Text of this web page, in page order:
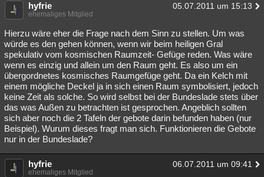
hyfrie 05.07.2011 um 15:13
ehemaliges Mitglied
Hierzu wäre eher die Frage nach dem Sinn zu stellen. Um was
würde es den gehen können, wenn wir beim heiligen Gral
spekulativ vom kosmischen Raumzeit- Gefüge reden. Was wäre
wenn es einzig und allein um den Raum geht. Es also um ein
übergordnetes kosmisches Raumgefüge geht. Da ein Kelch mit
einem mögliche Deckel ja in sich einen Raum symbolisiert, jedoch
keine Zeit als solche. So wird selbst bei der Bundeslade stets über
das was Außen zu betrachten ist gesprochen. Angeblich sollten
sich aber noch die 2 Tafeln der gebote darin befunden haben (nur
Beispiel). Wurum dieses fragt man sich. Funktionieren die Gebote
nur in der Bundeslade?
hyfrie 06.07.2011 um 09:41
ehemaliges Mitglied